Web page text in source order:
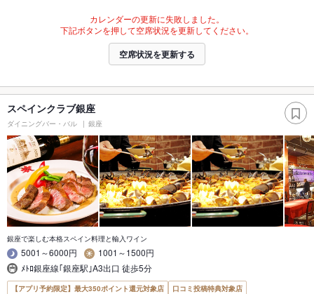
カレンダーの更新に失敗しました。
下記ボタンを押して空席状況を更新してください。
空席状況を更新する
スペインクラブ銀座
ダイニングバー・バル 銀座
銀座で楽しむ本格スペイン料理と輸入ワイン
5001～6000円
1001～1500円
ﾒﾄﾛ銀座線｢銀座駅｣A3出口 徒歩5分
【アプリ予約限定】最大350ポイント還元対象店 口コミ投稿特典対象店